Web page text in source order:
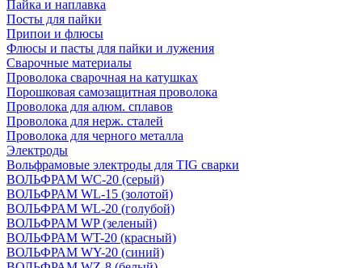
Пайка и наплавка
Посты для пайки
Припои и флюсы
Флюсы и пасты для пайки и лужения
Сварочные материалы
Проволока сварочная на катушках
Порошковая самозащитная проволока
Проволока для алюм. сплавов
Проволока для нерж. сталей
Проволока для черного металла
Электроды
Вольфрамовые электроды для TIG сварки
ВОЛЬФРАМ WC-20 (серый)
ВОЛЬФРАМ WL-15 (золотой)
ВОЛЬФРАМ WL-20 (голубой)
ВОЛЬФРАМ WP (зеленый)
ВОЛЬФРАМ WT-20 (красный)
ВОЛЬФРАМ WY-20 (синий)